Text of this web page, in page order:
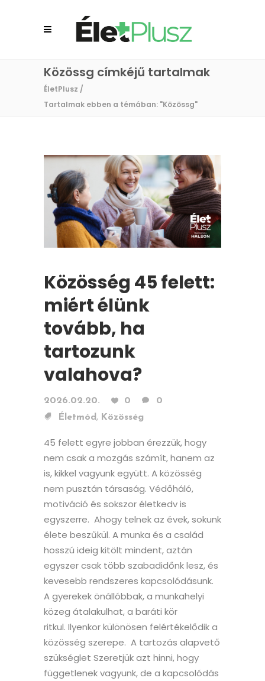
Közössg címkéjű tartalmak
ÉletPlusz /
Tartalmak ebben a témában: "Közössg"
Közösség 45 felett:
miért élünk
tovább, ha
tartozunk
valahova?
2026.02.20. 0
0
Életmód, Közösség
45 felett egyre jobban érezzük, hogy
nem csak a mozgás számít, hanem az
is, kikkel vagyunk együtt. A közösség
nem pusztán társaság. Védőháló,
motiváció és sokszor életkedv is
egyszerre. Ahogy telnek az évek, sokunk
élete beszűkül. A munka és a család
hosszú ideig kitölt mindent, aztán
egyszer csak több szabadidőnk lesz, és
kevesebb rendszeres kapcsolódásunk.
A gyerekek önállóbbak, a munkahelyi
közeg átalakulhat, a baráti kör
ritkul. Ilyenkor különösen felértékelődik a
közösség szerepe. A tartozás alapvető
szükséglet Szeretjük azt hinni, hogy
függetlenek vagyunk, de a kapcsolódás